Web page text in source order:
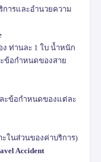
ารและอำนวยความ
ง ท่านละ 1 ใบ น้ำหนัก
ข้อกำหนดของสาย
ะข้อกำหนดของแต่ละ
ะในส่วนของค่าบริการ)
Accident